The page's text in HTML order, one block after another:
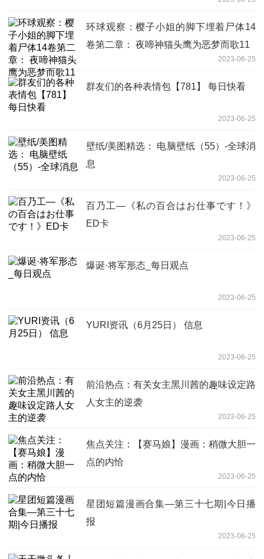
环球观察：樱子小姐的脚下埋着尸体14
卷第二章： 夜啼神猫头鹰为恶梦而歌11
2023-06-25
群友们的各种表情包【781】 每日快看
2023-06-25
壁纸/美图精选： 电脑壁纸（55）-全球消
息
2023-06-25
百乃工—《私の百合はお仕事です！》
ED卡
2023-06-25
爆诞·将军形态_每日观点
2023-06-25
YURI资讯（6月25日） 信息
2023-06-25
前沿热点：有关女主黑川茜的趣味设定路
人女主的逆袭
2023-06-25
焦点关注：【赛马娘】漫画：稍微大胆一
点的内恰
2023-06-25
星团短篇漫画合集—第三十七期|今日播
报
2023-06-25